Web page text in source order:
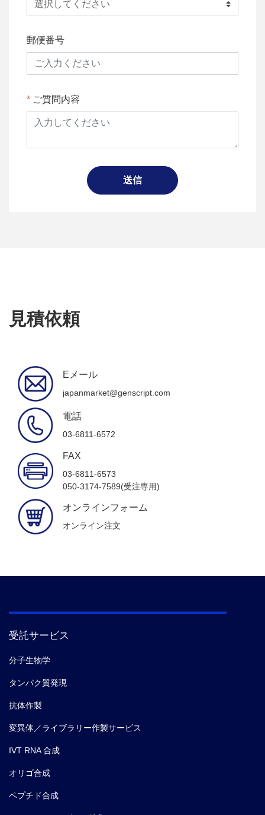
郵便番号
ご質問内容
送信
見積依頼
Eメール
japanmarket@genscript.com
電話
03-6811-6572
FAX
03-6811-6573
050-3174-7589(受注専用)
オンラインフォーム
オンライン注文
受託サービス
分子生物学
タンパク質発現
抗体作製
変異体／ライブラリー作製サービス
IVT RNA 合成
オリゴ合成
ペプチド合成